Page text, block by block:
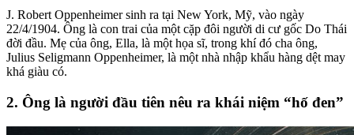
J. Robert Oppenheimer sinh ra tại New York, Mỹ, vào ngày
22/4/1904. Ông là con trai của một cặp đôi người di cư gốc Do Thái
đời đầu. Mẹ của ông, Ella, là một họa sĩ, trong khí đó cha ông,
Julius Seligmann Oppenheimer, là một nhà nhập khẩu hàng dệt may
khá giàu có.
2. Ông là người đầu tiên nêu ra khái niệm “hố đen”